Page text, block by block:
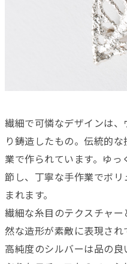
繊細で可憐なデザインは
り鋳造したもの。伝統的
業で作られています。ゆ
節し、丁寧な手作業でボ
まれます。
繊細な糸目のテクスチャ
然な造形が素敵に表現され
高純度のシルバーは品の